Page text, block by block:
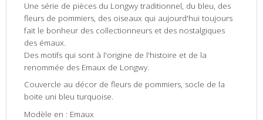
Une série de pièces du Longwy traditionnel, du bleu, des
fleurs de pommiers, des oiseaux qui aujourd'hui toujours
fait le bonheur des collectionneurs et des nostalgiques
des émaux.
Des motifs qui sont à l'origine de l'histoire et de la
renommée des Emaux de Longwy.
Couvercle au décor de fleurs de pommiers, socle de la
boite uni bleu turquoise.
Modèle en : Emaux